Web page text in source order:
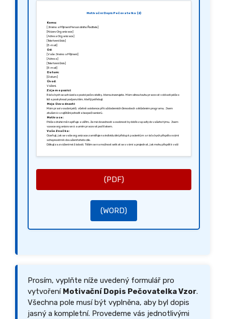
Motivační Dopis Pečovatelka (2)
Komu:
[Jméno a Příjmení Personálního Ředitele]
[Název Organizace]
[Adresa Organizace]
[Telefonní číslo]
[E-mail]
Od:
[Vaše Jméno a Příjmení]
[Adresa]
[Telefonní číslo]
[E-mail]
Datum:
[Datum]
Úvod:
Vážení,
Zájem o pozici:
Ráda bych se ucházela o pozici pečovatelky, kterou inzerujete. Mám silnou touhu pracovat v oblasti péče o
lidi a poskytnout podporu těm, kteří ji potřebují.
Moje Dovednosti:
Mám praxi v osobní péči, včetně asistence při každodenních činnostech a léčebném programu. Jsem
zkušená v zajištění pohodlí a bezpečí seniorů.
Motivace:
Péče o druhé mě naplňuje a věřím, že mé dovednosti a osobnost by dobře zapadly do vašeho týmu. Jsem
vysoce organizovaná a umím pracovat pod tlakem.
Vaše Značka:
Oceňuji, jak se vaše organizace zaměřuje na individuální přístup k pacientům a ráda bych přispěla svými
schopnostmi k dosažení tohoto cíle.
Děkuji za zvážení mé žádosti. Těším se na možnost setkat se s vámi a projednat, jak mohu přispět k vaší
(PDF)
(WORD)
Prosím, vyplňte níže uvedený formulář pro
vytvoření Motivační Dopis Pečovatelka Vzor.
Všechna pole musí být vyplněna, aby byl dopis
jasný a kompletní. Provedeme vás jednotlivými